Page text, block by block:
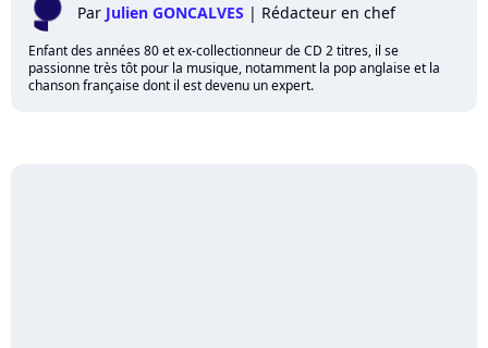
Par Julien GONCALVES | Rédacteur en chef
Enfant des années 80 et ex-collectionneur de CD 2 titres, il se
passionne très tôt pour la musique, notamment la pop anglaise et la
chanson française dont il est devenu un expert.